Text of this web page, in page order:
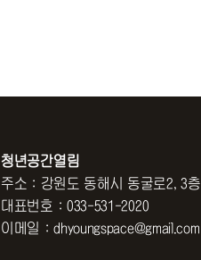
청년공간열림
주소 : 강원도 동해시 동굴로2, 3층
대표번호 : 033-531-2020
이메일 : dhyoungspace@gmail.com